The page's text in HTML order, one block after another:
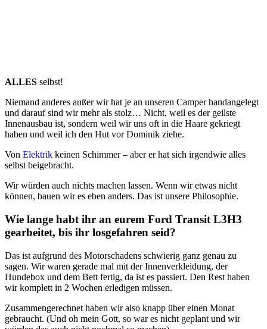
ALLES selbst!
Niemand anderes außer wir hat je an unseren Camper handangelegt
und darauf sind wir mehr als stolz… Nicht, weil es der geilste
Innenausbau ist, sondern weil wir uns oft in die Haare gekriegt
haben und weil ich den Hut vor Dominik ziehe.
Von Elektrik keinen Schimmer – aber er hat sich irgendwie alles
selbst beigebracht.
Wir würden auch nichts machen lassen. Wenn wir etwas nicht
können, bauen wir es eben anders. Das ist unsere Philosophie.
Wie lange habt ihr an eurem Ford Transit L3H3
gearbeitet, bis ihr losgefahren seid?
Das ist aufgrund des Motorschadens schwierig ganz genau zu
sagen. Wir waren gerade mal mit der Innenverkleidung, der
Hundebox und dem Bett fertig, da ist es passiert. Den Rest haben
wir komplett in 2 Wochen erledigen müssen.
Zusammengerechnet haben wir also knapp über einen Monat
gebraucht. (Und oh mein Gott, so war es nicht geplant und wir